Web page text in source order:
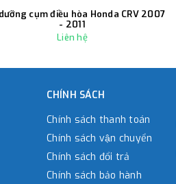
cụm điều hòa Honda CRV 2007
- 2011
Liên hệ
CHÍNH SÁCH
Chính sách thanh toán
Chính sách vận chuyển
Chính sách đổi trả
Chính sách bảo hành